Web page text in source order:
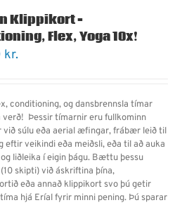
Klippikort –
Flex, Yoga 10x!
kr.
conditioning, og dansbrennsla tímar
Þessir tímarnir eru fullkominn
við súlu eða aerial æfingar, frábær leið til
eftir veikindi eða meiðsli, eða til að auka
liðleika í eigin þágu. Bættu þessu
skipti) við áskriftina þína,
eða annað klippikort svo þú getir
hjá Eríal fyrir minni pening. Þú sparar